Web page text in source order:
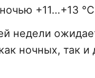
+11…+13
недели
ночных, так и